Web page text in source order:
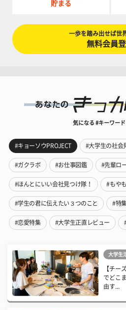
貯まる
一歩を踏み出せば世
無料会員
気になる #キーワー
#キョーソウPROJECT #大学生の社会
#ガクラボ #お仕事図鑑 #先輩ロ
#ほんとにいい会社見つけ隊！ #もや
#学生の君に伝えたい３つのこと #特
#恋愛特集 #大学生正直レビュー
大学生
【チー
でどこ
由す...